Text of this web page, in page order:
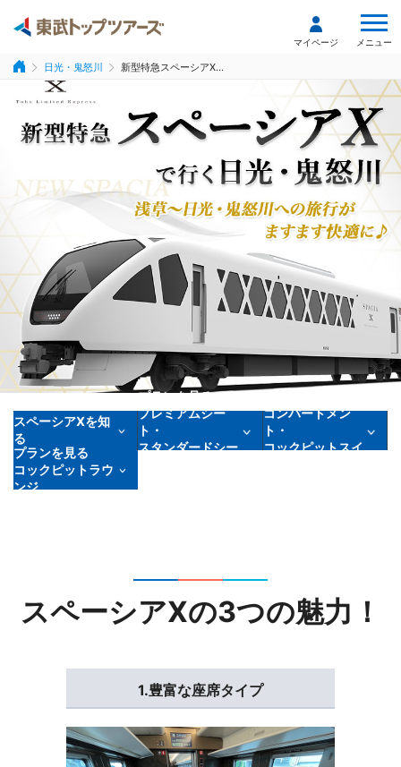
マイページ メニュー
日光・鬼怒川 新型特急スペーシアX...
スペーシアXを知
る
プランを見る
プレミアムシー
ト・
スタンダードシー
コンパートメン
ト・
コックピットスイ
プランを見る
コックピットラウ
ンジ
スペーシアXの3つの魅力！
1.豊富な座席タイプ